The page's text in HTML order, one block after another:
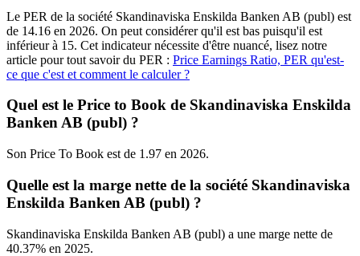
Le PER de la société Skandinaviska Enskilda Banken AB (publ) est
de 14.16 en 2026. On peut considérer qu'il est bas puisqu'il est
inférieur à 15. Cet indicateur nécessite d'être nuancé, lisez notre
article pour tout savoir du PER : Price Earnings Ratio, PER qu'est-
ce que c'est et comment le calculer ?
Quel est le Price to Book de Skandinaviska Enskilda
Banken AB (publ) ?
Son Price To Book est de 1.97 en 2026.
Quelle est la marge nette de la société Skandinaviska
Enskilda Banken AB (publ) ?
Skandinaviska Enskilda Banken AB (publ) a une marge nette de
40.37% en 2025.